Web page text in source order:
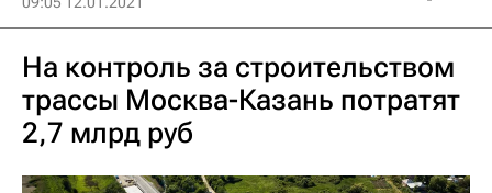
На контроль за строительством
трассы Москва-Казань потратят
2,7 млрд руб